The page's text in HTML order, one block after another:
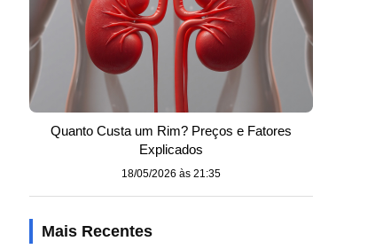
Quanto Custa um Rim? Preços e Fatores
Explicados
18/05/2026 às 21:35
Mais Recentes